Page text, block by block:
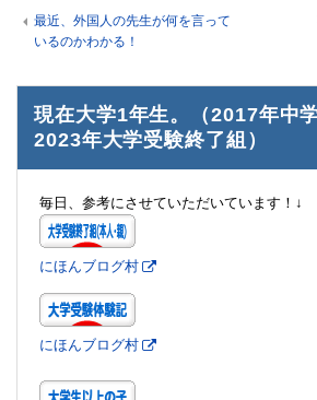
最近、外国人の先生が何を言って
いるのかわかる！
現在大学1年生。（2017年中
2023年大学受験終了組）
毎日、参考にさせていただいています！↓
にほんブログ村
にほんブログ村